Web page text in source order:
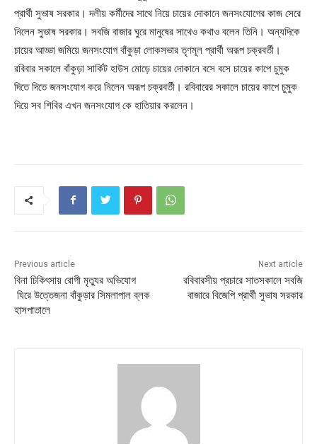
প্রার্থী সুভাষ সরকার। দলীয় কর্মীদের সাথে নিয়ে চায়ের দোকানে জনসংযোগের কাজ সেরে
নিলেন সুভাষ সরকার। সবজি বাজার ঘুরে মানুষের সাথেও কথাও বলেন তিনি। অন্যদিকে
চায়ের আড্ডা জমিয়ে জনসংযোগ বাঁকুড়া লোকসভার তৃণমূল প্রার্থী অরূপ চক্রবর্তী।
রবিবার সকালে বাঁকুড়া সার্কিট হাউস মোড়ে চায়ের দোকানে বসে বসে চায়ের কাপে চুমুক
দিতে দিতে জনসংযোগ করে নিলেন অরূপ চক্রবর্তী। রবিবারের সকালে চায়ের কাপে চুমুক
দিয়ে সব শিবির এখন জনসংযোগ কে হাতিয়ার করলেন।
Previous article
বিনা চিকিৎসায় রোগী মৃত্যুর অভিযোগ
ঘিরে উত্তেজনা বাঁকুড়ার সিমলাপাল ব্লক
হাসপাতালে
Next article
রবিবারসীয় প্রচারে সাতসকালে সবজি
বাজারে বিজেপি প্রার্থী সুভাষ সরকার